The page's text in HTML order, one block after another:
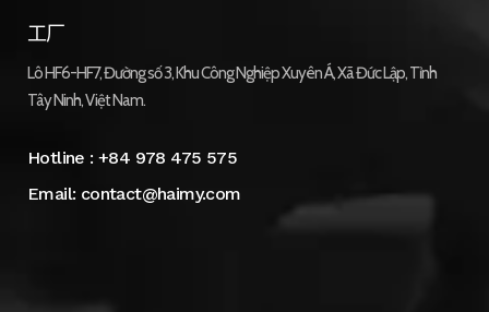
工厂
Lô HF6-HF7, Đường số 3, Khu Công Nghiệp Xuyên Á, Xã Đức Lập, Tỉnh
Tây Ninh, Việt Nam.
Hotline :+84 978 475 575
Email: contact@haimy.com